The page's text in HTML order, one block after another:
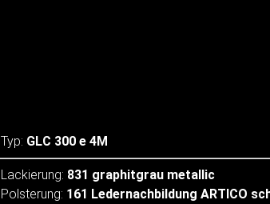
Typ: GLC 300 e 4M
Lackierung: 831 graphitgrau metallic
Polsterung: 161 Ledernachbildung ARTICO